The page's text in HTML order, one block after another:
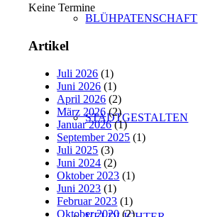
BLÜHPATENSCHAFT
STADTGESTALTEN
Keine Termine
Artikel
Juli 2026 (1)
Juni 2026 (1)
April 2026 (2)
März 2026(2)
Januar 2026(1)
September 2025 (1)
Juli 2025 (3)
Juni 2024 (2)
Oktober 2023 (1)
Juni 2023 (1)
Februar 2023 (1)
Oktober 2020(2)